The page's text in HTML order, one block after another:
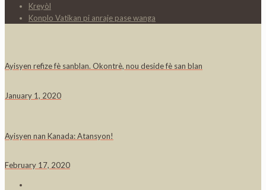
Kreyòl
Konplo Vatikan pi anraje pase wanga
Ayisyen refize fè sanblan. Okontrè, nou deside fè san blan
January 1, 2020
Ayisyen nan Kanada: Atansyon!
February 17, 2020